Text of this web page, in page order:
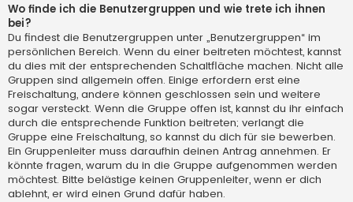
Wo finde ich die Benutzergruppen und wie trete ich ihnen
bei?
Du findest die Benutzergruppen unter „Benutzergruppen“ im
persönlichen Bereich. Wenn du einer beitreten möchtest, kannst
du dies mit der entsprechenden Schaltfläche machen. Nicht alle
Gruppen sind allgemein offen. Einige erfordern erst eine
Freischaltung, andere können geschlossen sein und weitere
sogar versteckt. Wenn die Gruppe offen ist, kannst du ihr einfach
durch die entsprechende Funktion beitreten; verlangt die
Gruppe eine Freischaltung, so kannst du dich für sie bewerben.
Ein Gruppenleiter muss daraufhin deinen Antrag annehmen. Er
könnte fragen, warum du in die Gruppe aufgenommen werden
möchtest. Bitte belästige keinen Gruppenleiter, wenn er dich
ablehnt, er wird einen Grund dafür haben.